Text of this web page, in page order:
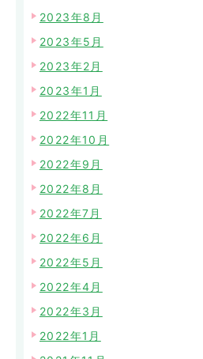
2023年8月
2023年5月
2023年2月
2023年1月
2022年11月
2022年10月
2022年9月
2022年8月
2022年7月
2022年6月
2022年5月
2022年4月
2022年3月
2022年1月